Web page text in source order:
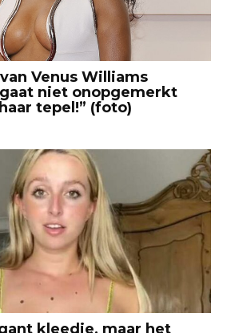
Venus Williams
niet onopgemerkt
tepel!” (foto)
kleedje, maar het